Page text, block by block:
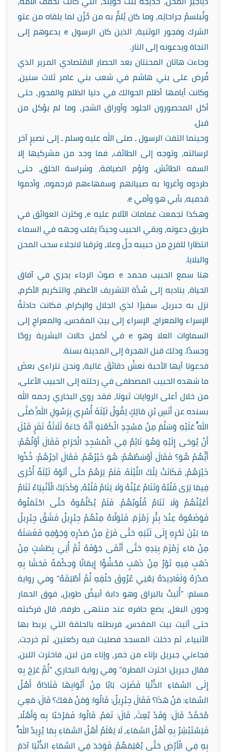
وتُبلسمُ جراحاتِه، وما كان يُلمُّ به من حُزْن لما يلقاه من عتو
الشرك وفجور الوثنية، الذين كان الرسول eيدعوهم إلى
النجاة ويدعونه إلى النار.
وجاءت هاتان المحنتان بعد الحصار الاقتصادي المرير الذي
فُرض على بني هاشم في شعب بني عامر ثلاث سنين،
وكانت أيامها أظلم الحوالك في دنيا الظلم والفجور، حتى
أكل المحصورون الجلود وأوراق الشجر، وما لم يؤكل من
قبل.
وحينما التفت الرسول ـ صلى الله عليه وسلم ـ إلى نصيرٍ آخر
لرسالته، وتوجه إلى الطائف، فما وجد من مشركيها إلا
السفه الطائش، ولؤم الضيافة، وشراسة الخلق، حتى
طردوه وأغروا به صبيانهم وسفهاءهم فرجموه، وأدموا
قدميه، بأبي هو وأميe
.
وهكذا تجمعت غمامات الآلام عليه e، وكثرت العوائق في
طريق دعوته، وبقي الحبيب وحيدًا يقلب وجهه في السماء
انتظارا للفرج من حبيبه جلَّ وعلا، وترقبا لانجلاء سحب المحن
والبلايا.
هنا سمع الحبيب محمدe صوتَ الرجاء يجري في آفاق
الحياة، يناديه إلى سُدَّة التشريف الأعظم، والتكريم الأكرم،
نزل به جبريل، سفيرًا لذي الجلال والإكرام، فكانت حادثةُ
الإسراء والمعراج، الإسراءِ إلى بيتِ المقدس، والمعراجِ إلى
السماوات العلا وهو eفي أكمل حالات البشرية روحًا
وجسدًا. وذلك قبل الهجرة إلى المدينة بسنة.
فدعونا أيها الأحبة نعشْ دقائقَ غالية، ونحن نتراءى بعضَ
ما شهده الحبيب المصطفى في رحلته إلى الحبيب الأعلى،
من خلال أعلى الروايات ثبوتا، فقد روى البخاري رحمه الله
بسنده عن أَنَسِ بْنِ مَالِكٍ يَقُولُ لَيْلَةَ أُسْرِيَ بِرَسُولِ اللَّهِ صَلَّى
اللَّهُ عَلَيْهِ وَسَلَّمَ مِنْ مَسْجِدِ الْكَعْبَةِ أَنَّهُ جَاءَهُ ثَلَاثَةُ نَفَرٍ قَبْلَ
أَنْ يُوحَى إِلَيْهِ وَهُوَ نَائِمٌ فِي الْمَسْجِدِ الْحَرَامِ فَقَالَ أَوَّلُهُمْ:
أَيُّهُمْ هُوَ؟ فَقَالَ أَوْسَطُهُمْ: هُوَ خَيْرُهُمْ. فَقَالَ آخِرُهُمْ: خُذُوا
خَيْرَهُمْ، فَكَانَتْ تِلْكَ اللَّيْلَةَ. فَلَمْ يَرَهُمْ حَتَّى أَتَوْهُ لَيْلَةً أُخْرَى
فِيمَا يَرَى قَلْبُهُ وَتَنَامُ عَيْنُهُ وَلَا يَنَامُ قَلْبُهُ، وَكَذَلِكَ الْأَنْبِيَاءُ تَنَامُ
أَعْيُنُهُمْ وَلَا تَنَامُ قُلُوبُهُمْ. فَلَمْ يُكَلِّمُوهُ حَتَّى احْتَمَلُوهُ
فَوَضَعُوهُ عِنْدَ بِئْرِ زَمْزَمَ. فَتَوَلَّاهُ مِنْهُمْ جِبْرِيلُ فَشَقَّ جِبْرِيلُ
مَا بَيْنَ نَحْرِهِ إِلَى لَبَّتِهِ حَتَّى فَرَغَ مِنْ صَدْرِهِ وَجَوْفِهِ فَغَسَلَهُ
مِنْ مَاءِ زَمْزَمَ بِيَدِهِ حَتَّى أَنْقَى جَوْفَهُ ثُمَّ أُتِيَ بِطَسْتٍ مِنْ
ذَهَبٍ فِيهِ تَوْرٌ مِنْ ذَهَبٍ مَحْشُوًّا إِيمَانًا وَحِكْمَةً فَحَشَا بِهِ
صَدْرَهُ وَلَغَادِيدَهُ يَعْنِي عُرُوقَ حَلْقِهِ ثُمَّ أَطْبَقَهُ” وفي رواية
مسلم: “أُتيتُ بالبراق وهو دابة أبيضُ طويل، فوق الحمار
ودون البغل، يضع حافره عند منتهى طرفه، قال فركبته
حتى أتيت بيت المقدس، فربطته بالحلقة التي يربط بها
الأنبياء، ثم دخلت المسجد فصليت فيه ركعتين، ثم خرجت،
فجاءني جبريل بإناء من خمر، وإناء من لبن، فاخترت اللبن،
فقال جبريل: اخترت الفطرة” وفي رواية البخاري “ثُمَّ عَرَجَ بِهِ
إِلَى السَّمَاءِ الدُّنْيَا فَضَرَبَ بَابًا مِنْ أَبْوَابِهَا فَنَادَاهُ أَهْلُ
السَّمَاءِ: مَنْ هَذَا؟ فَقَالَ جِبْرِيلُ: قَالُوا: وَمَنْ مَعَكَ؟ قَالَ: مَعِيَ
مُحَمَّدٌ. قَالَ: وَقَدْ بُعِثَ، قَالَ: نَعَمْ. قَالُوا: فَمَرْحَبًا بِه وَأَهْلًا،
فَيَسْتَبْشِرُ بِهِ أَهْلُ السَّمَاءِ، لَا يَعْلَمُ أَهْلُ السَّمَاءِ بِمَا يُرِيدُ اللَّهُ
بِهِ فِي الْأَرْضِ حَتَّى يُعْلِمَهُمْ. فَوَجَدَ فِي السَّمَاءِ الدُّنْيَا آدَمَ